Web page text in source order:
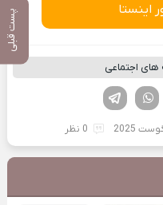
پست قبلی اینستا
های اجتماعی
لینکدین
0 نظر